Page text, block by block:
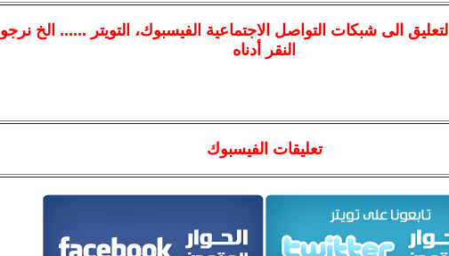
التعليق الى شبكات التواصل الاجتماعية الفيسبوك، التويتر ...... الخ نرجو
النقر أدناه
تعليقات الفيسبوك